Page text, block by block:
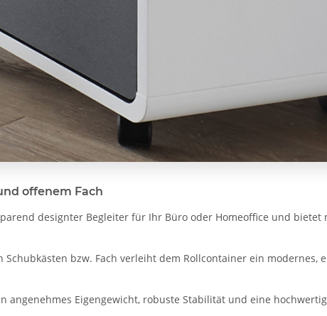
offenem Fach
designter Begleiter für Ihr Büro oder Homeoffice und bietet
bzw. Fach verleiht dem Rollcontainer ein modernes,
angenehmes Eigengewicht, robuste Stabilität und eine